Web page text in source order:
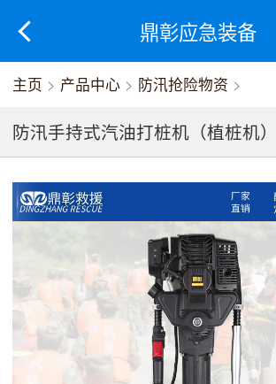
鼎彰应急装备
主页 > 产品中心 > 防汛抢险物资 >
防汛手持式汽油打桩机（植桩机）